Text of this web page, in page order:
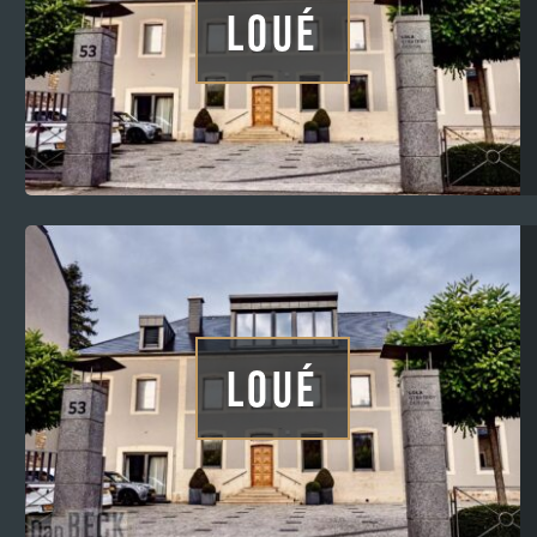
LOUÉ
LOUÉ